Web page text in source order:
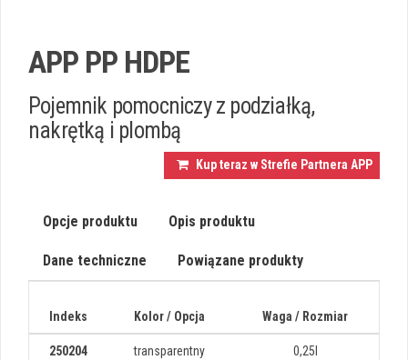
APP PP HDPE
Pojemnik pomocniczy z podziałką,
nakrętką i plombą
Kup teraz w Strefie Partnera APP
Opcje produktu Opis produktu
Dane techniczne Powiązane produkty
Indeks Kolor / Opcja Waga / Rozmiar
250204 transparentny 0,25l